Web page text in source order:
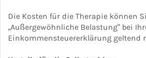
Die Kosten für die Therapie können
„Außergewöhnliche Belastung“ bei
Einkommensteuererklärung geltend